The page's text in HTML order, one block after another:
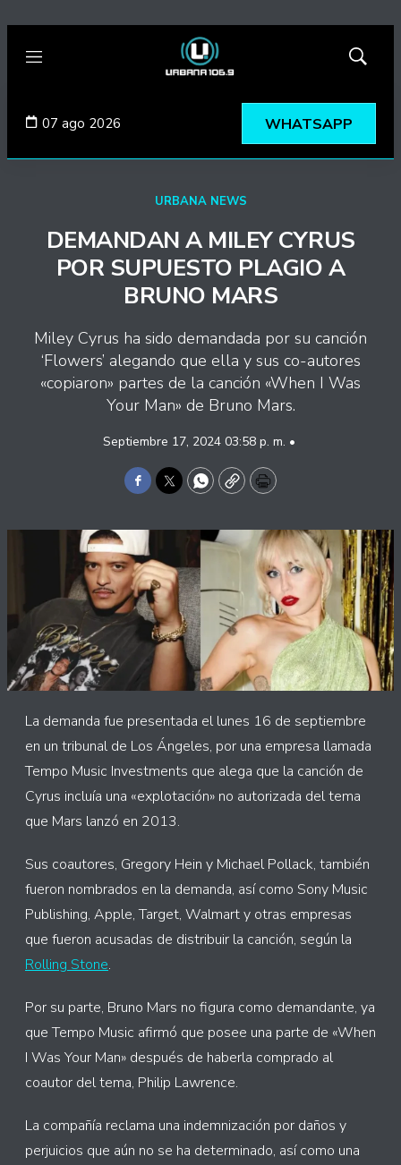
Menú
Mostrar
07 ago 2026 WHATSAPP
URBANA NEWS
DEMANDAN A MILEY CYRUS
POR SUPUESTO PLAGIO A
BRUNO MARS
Miley Cyrus ha sido demandada por su canción
‘Flowers’ alegando que ella y sus co-autores
«copiaron» partes de la canción «When I Was
Your Man» de Bruno Mars.
Septiembre 17, 2024 03:58 p. m. •
Facebook
TwitterWhatsApp
CopyPrint
La demanda fue presentada el lunes 16 de septiembre
en un tribunal de Los Ángeles, por una empresa llamada
Tempo Music Investments que alega que la canción de
Cyrus incluía una «explotación» no autorizada del tema
que Mars lanzó en 2013.
Sus coautores, Gregory Hein y Michael Pollack, también
fueron nombrados en la demanda, así como Sony Music
Publishing, Apple, Target, Walmart y otras empresas
que fueron acusadas de distribuir la canción, según la
Rolling Stone.
Por su parte, Bruno Mars no figura como demandante, ya
que Tempo Music afirmó que posee una parte de «When
I Was Your Man» después de haberla comprado al
coautor del tema, Philip Lawrence.
La compañía reclama una indemnización por daños y
perjuicios que aún no se ha determinado, así como una